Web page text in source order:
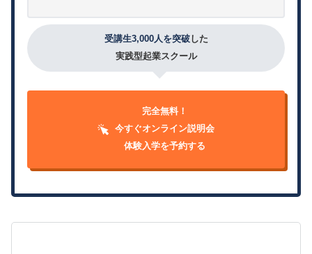
受講生3,000人を突破した
実践型起業スクール
完全無料！
今すぐオンライン説明会
体験入学を予約する